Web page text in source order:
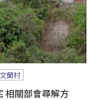
文蘭村
相關部會尋解方